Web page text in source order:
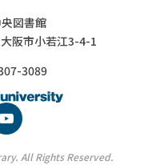
図書館
阪市小若江3-4-1
3089
All Rights Reserved.